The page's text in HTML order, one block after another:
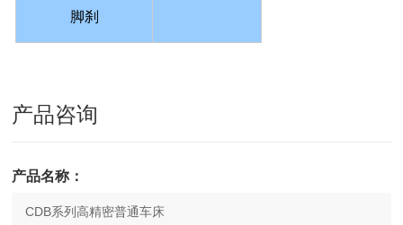
脚刹
产品咨询
产品名称：